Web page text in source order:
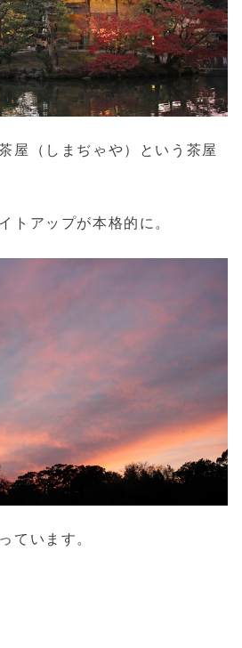
屋（しまぢゃや）という茶屋
トアップが本格的に。
ています。